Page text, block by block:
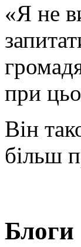
«Я не
при
Він
більш
Блоги